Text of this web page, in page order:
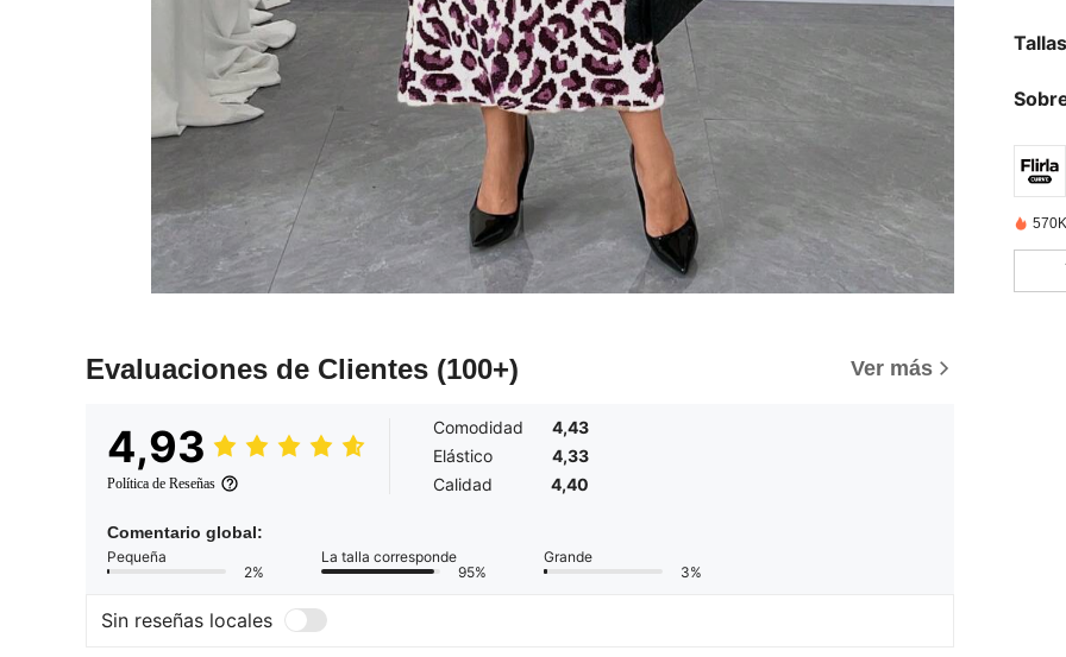
Evaluaciones de Clientes (100+) Ver más
4,93
Política de Reseñas
Comodidad
4,43
Elástico
4,33
Calidad
4,40
Comentario global:
Pequeña
2%
La talla corresponde
95%
Grande
3%
Sin reseñas locales